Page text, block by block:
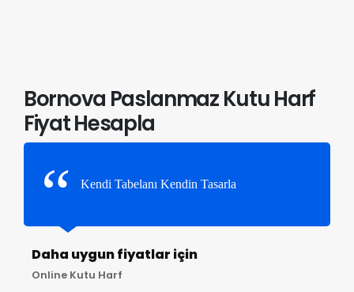
Bornova Paslanmaz Kutu Harf
Fiyat Hesapla
Kendi Tabelanı Kendin Tasarla
Daha uygun fiyatlar için
Online Kutu Harf